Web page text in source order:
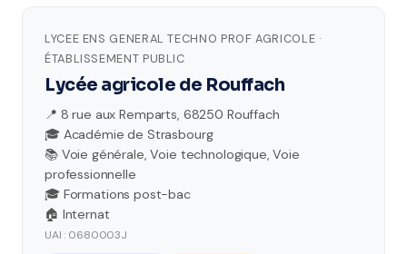
LYCEE ENS GENERAL TECHNO PROF AGRICOLE ·
ÉTABLISSEMENT PUBLIC
Lycée agricole de Rouffach
📍 8 rue aux Remparts, 68250 Rouffach
🎓 Académie de Strasbourg
📚 Voie générale, Voie technologique, Voie
professionnelle
🎓 Formations post-bac
🏠 Internat
UAI : 0680003J